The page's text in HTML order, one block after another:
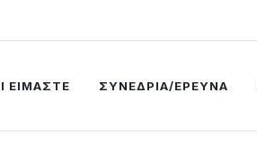
ΕΙΜΑΣΤΕ ΣΥΝΕΔΡΙΑ/ΕΡΕΥΝΑ